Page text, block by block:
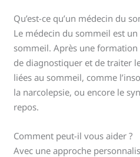
Qu’est-ce qu’un médecin du
Le médecin du sommeil est
sommeil. Après une formation
de diagnostiquer et de traiter
liées au sommeil, comme
la narcolepsie, ou encore le
repos.
Comment peut-il vous aider ?
Avec une approche